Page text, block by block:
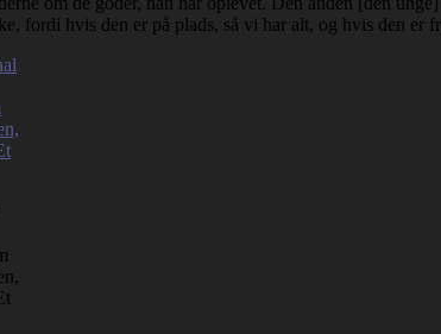
fordi hvis den er på plads, så vi har alt, og hvis den er